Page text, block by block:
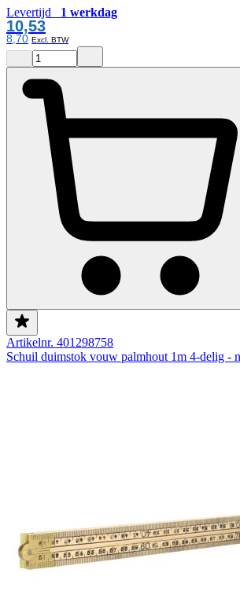
Levertijd 1 werkdag
10,53
8,70
Artikelnr. 401298758
Schuil duimstok vouw palmhout 1m 4-delig -